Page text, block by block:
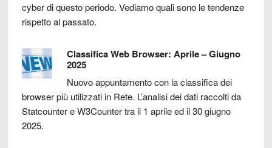
cyber di questo periodo. Vediamo quali sono le tendenze
rispetto al passato.
Classifica Web Browser: Aprile – Giugno
2025
Nuovo appuntamento con la classifica dei
browser più utilizzati in Rete. L’analisi dei dati raccolti da
Statcounter e W3Counter tra il 1 aprile ed il 30 giugno
2025.